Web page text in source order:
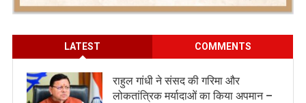
LATEST COMMENTS
राहुल गांधी ने संसद की गरिमा और
लोकतांत्रिक मर्यादाओं का किया अपमान –